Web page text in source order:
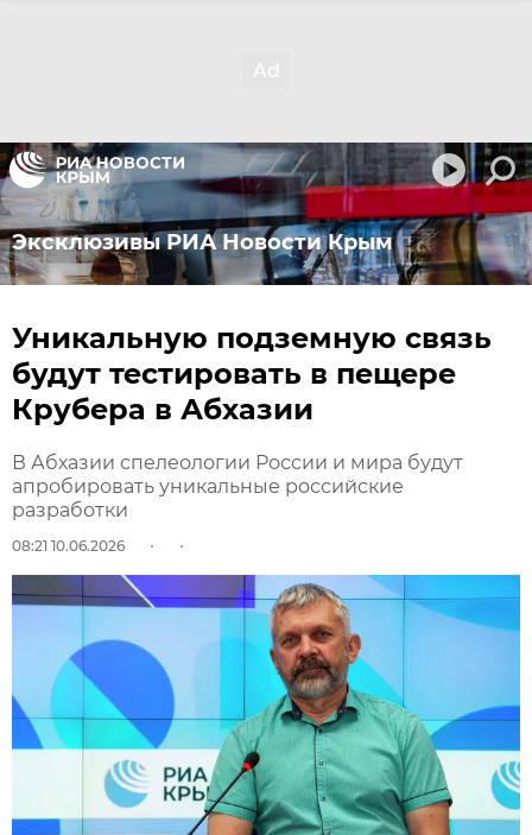
Эксклюзивы РИА Новости Крым
Уникальную подземную связь
будут тестировать в пещере
Крубера в Абхазии
В Абхазии спелеологии России и мира будут
апробировать уникальные российские
разработки
08:21 10.06.2026